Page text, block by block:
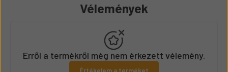
Vélemények
Erről a termékről még nem érkezett vélemény.